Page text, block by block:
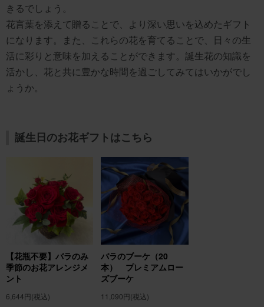
きるでしょう。
花言葉を添えて贈ることで、より深い思いを込めたギフト
になります。また、これらの花を育てることで、日々の生
活に彩りと意味を加えることができます。誕生花の知識を
活かし、花と共に豊かな時間を過ごしてみてはいかがでし
ょうか。
誕生日のお花ギフトはこちら
【花瓶不要】バラのみ
季節のお花アレンジメ
ント
6,644円(税込)
バラのブーケ（20
本） プレミアムロー
ズブーケ
11,090円(税込)